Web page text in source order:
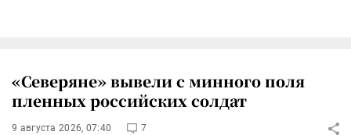
«Северяне» вывели с минного поля
пленных российских солдат
9 августа 2026, 07:40 7